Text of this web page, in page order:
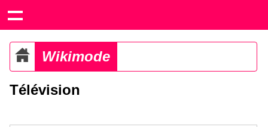
Wikimode
Télévision